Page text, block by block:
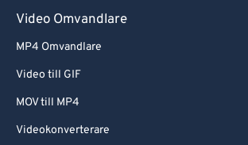
Video Omvandlare
MP4 Omvandlare
Video till GIF
MOV till MP4
Videokonverterare